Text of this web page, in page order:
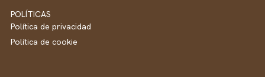
POLÍTICAS
Política de privacidad
Política de cookie